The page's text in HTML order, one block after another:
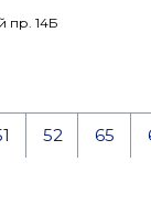
пр. 14Б
52 65